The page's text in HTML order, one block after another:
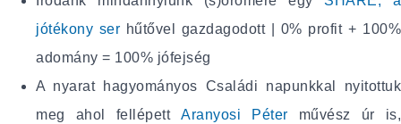
jótékony ser hűtővel gazdagodott | 0% profit + 100%
adomány = 100% jófejség
A nyarat hagyományos Családi napunkkal nyitottuk
meg ahol fellépett Aranyosi Péter művész úr is,